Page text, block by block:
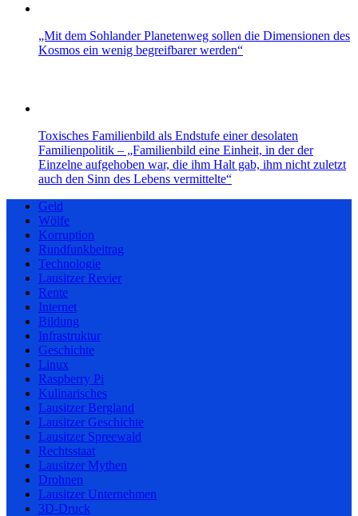
„Mit dem Sohlander Planetenweg sollen die Dimensionen des
Kosmos ein wenig begreifbarer werden“
Toxisches Familienbild als Endstufe einer desolaten
Familienpolitik – „Familienbild eine Einheit, in der der
Einzelne aufgehoben war, die ihm Halt gab, ihm nicht zuletzt
auch den Sinn des Lebens vermittelte“
Geld
Wölfe
Korruption
Rundfunkbeitrag
Technologie
Lausitzer Revier
Rente
Internet
Bildung
Infrastruktur
Geschichte
Linux
Raspberry Pi
Kulinarisches
Lausitzer Bergland
Lausitzer Geschichte
Lausitzer Spreewald
Rechtsstaat
Lausitzer Mythen
Drohnen
Lausitzer Unternehmen
3D-Druck